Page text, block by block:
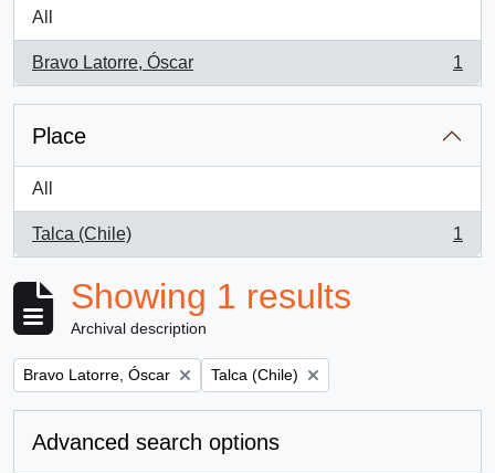
All
Bravo Latorre, Óscar
, 1 results
1
Place
All
Talca (Chile)
, 1 results
1
Showing 1 results
Archival description
Remove filter:
Bravo Latorre, Óscar Remove filter:
Talca (Chile)
Advanced search options